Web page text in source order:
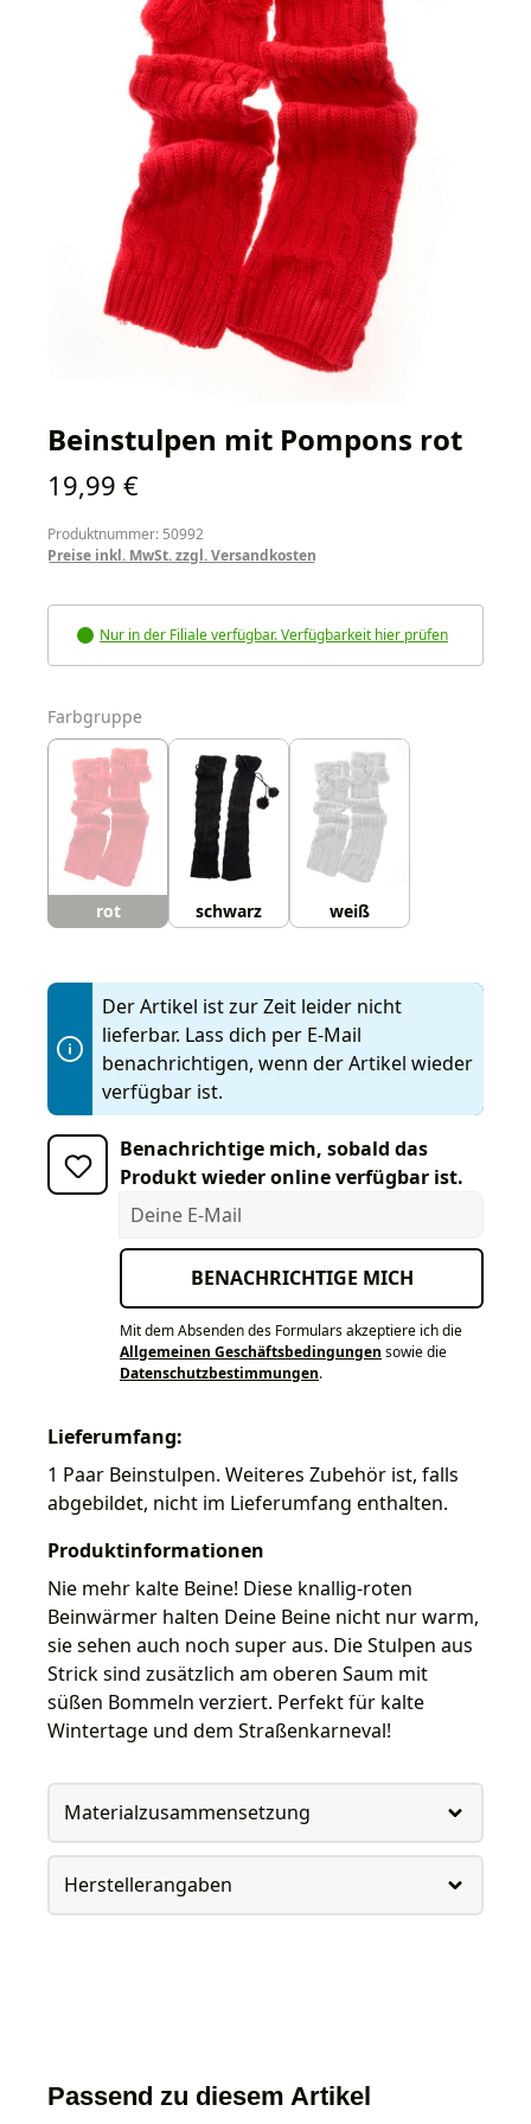
Beinstulpen mit Pompons rot
Regulärer Preis:
19,99 €
Produktnummer: 50992
Preise inkl. MwSt. zzgl. Versandkosten
Nur in der Filiale verfügbar. Verfügbarkeit hier prüfen
Farbgruppe
rot schwarz weiß
Der Artikel ist zur Zeit leider nicht
lieferbar. Lass dich per E-Mail
benachrichtigen, wenn der Artikel wieder
verfügbar ist.
Benachrichtige mich, sobald das
Produkt wieder online verfügbar ist.
Deine E-Mail
BENACHRICHTIGE MICH
Mit dem Absenden des Formulars akzeptiere ich die
Allgemeinen Geschäftsbedingungen sowie die
Datenschutzbestimmungen.
Lieferumfang:
1 Paar Beinstulpen. Weiteres Zubehör ist, falls
abgebildet, nicht im Lieferumfang enthalten.
Produktinformationen
Nie mehr kalte Beine! Diese knallig-roten
Beinwärmer halten Deine Beine nicht nur warm,
sie sehen auch noch super aus. Die Stulpen aus
Strick sind zusätzlich am oberen Saum mit
süßen Bommeln verziert. Perfekt für kalte
Wintertage und dem Straßenkarneval!
Materialzusammensetzung
Herstellerangaben
Passend zu diesem Artikel